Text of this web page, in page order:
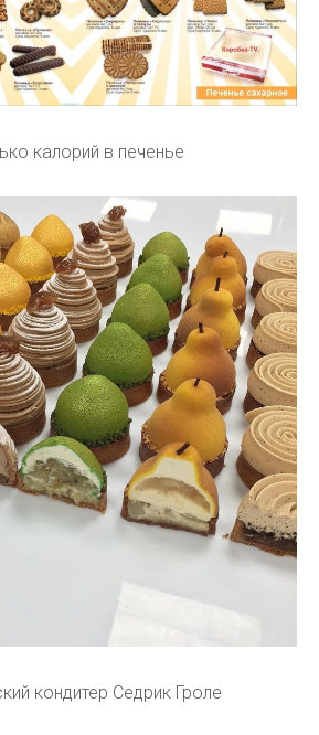
калорий в печенье
кондитер Седрик Гроле